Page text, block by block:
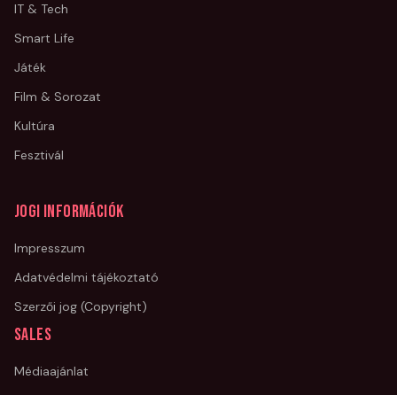
IT & Tech
Smart Life
Játék
Film & Sorozat
Kultúra
Fesztivál
Jogi információk
Impresszum
Adatvédelmi tájékoztató
Szerzői jog (Copyright)
Sales
Médiaajánlat